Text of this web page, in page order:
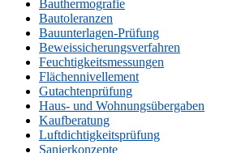
Bauthermografie
Bautoleranzen
Bauunterlagen-Prüfung
Beweissicherungsverfahren
Feuchtigkeitsmessungen
Flächennivellement
Gutachtenprüfung
Haus- und Wohnungsübergaben
Kaufberatung
Luftdichtigkeitsprüfung
Sanierkonzepte